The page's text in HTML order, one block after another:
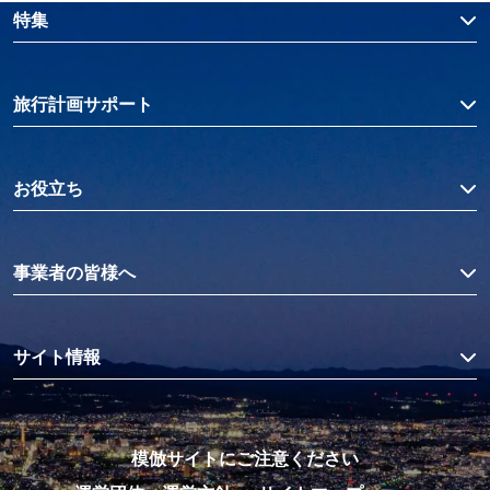
特集
旅行計画サポート
お役立ち
事業者の皆様へ
サイト情報
模倣サイトにご注意ください